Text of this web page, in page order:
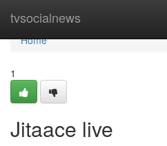
tvsocialnews
Home
Home
1
Jitaace live